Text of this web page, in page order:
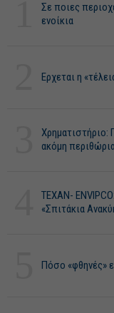
Σε ποιες
ενοίκια
Ερχεται η
Χρηματιστήριο:
ακόμη
ΤΕΧΑΝ-
«Σπιτάκια
Πόσο «φθηνές»